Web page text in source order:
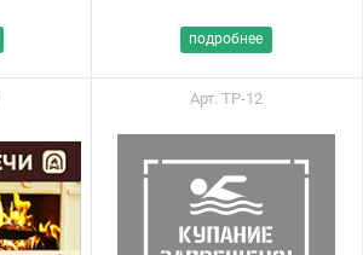
подробнее
Арт. ТР-12